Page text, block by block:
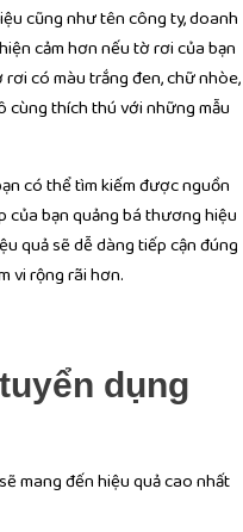
cũng như tên công ty, doanh
cảm hơn nếu tờ rơi của bạn
có màu trắng đen, chữ nhòe,
thích thú với những mẫu
có thể tìm kiếm được nguồn
bạn quảng bá thương hiệu
quả sẽ dễ dàng tiếp cận đúng
vi rộng rãi hơn.
dụng
mang đến hiệu quả cao nhất